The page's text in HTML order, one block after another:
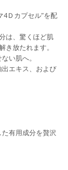
Ｄカプセル”を配
は、驚くほど肌
放たれます。
い肌へ。
エキス、および
有用成分を贅沢